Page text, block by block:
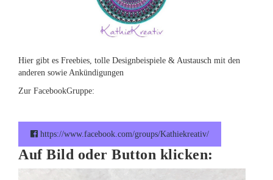
Hier gibt es Freebies, tolle Designbeispiele & Austausch mit den
anderen sowie Ankündigungen
Zur FacebookGruppe:
https://www.facebook.com/groups/Kathiekreativ/
Auf Bild oder Button klicken: